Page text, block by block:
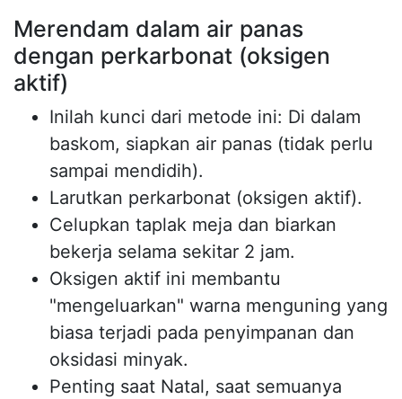
Merendam dalam air panas
dengan perkarbonat (oksigen
aktif)
Inilah kunci dari metode ini: Di dalam
baskom, siapkan air panas (tidak perlu
sampai mendidih).
Larutkan perkarbonat (oksigen aktif).
Celupkan taplak meja dan biarkan
bekerja selama sekitar 2 jam.
Oksigen aktif ini membantu
"mengeluarkan" warna menguning yang
biasa terjadi pada penyimpanan dan
oksidasi minyak.
Penting saat Natal, saat semuanya